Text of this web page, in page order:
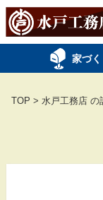
家づ
TOP > 水戸工務店 の